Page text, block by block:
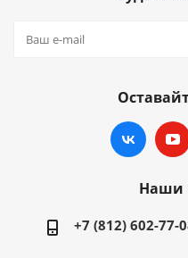
Наши
+7 (812) 602-77-